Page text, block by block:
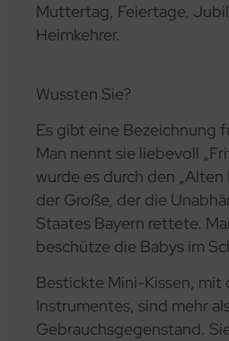
Muttertag, Feiertage,
Heimkehrer.
Wussten Sie?
Es gibt eine Bezeichnung
Man nennt sie liebevoll
wurde es durch den „Alten
der Große, der die
Staates Bayern rettete.
beschütze die Babys im
Bestickte Mini-Kissen, mit
Instrumentes, sind mehr
Gebrauchsgegenstand.